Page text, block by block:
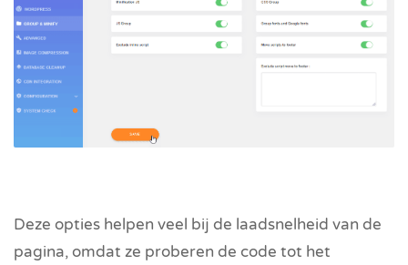
Deze opties helpen veel bij de laadsnelheid van de
pagina, omdat ze proberen de code tot het